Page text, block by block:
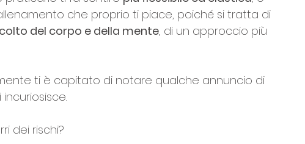
che proprio ti piace, poiché si tratta di
del corpo e della mente, di un approccio più
ti è capitato di notare qualche annuncio di
dei rischi?